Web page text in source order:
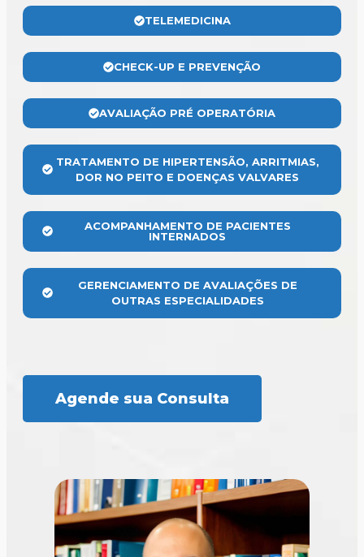
TELEMEDICINA
CHECK-UP E PREVENÇÃO
AVALIAÇÃO PRÉ OPERATÓRIA
TRATAMENTO DE HIPERTENSÃO, ARRITMIAS,
DOR NO PEITO E DOENÇAS VALVARES
ACOMPANHAMENTO DE PACIENTES
INTERNADOS
GERENCIAMENTO DE AVALIAÇÕES DE
OUTRAS ESPECIALIDADES
Agende sua Consulta